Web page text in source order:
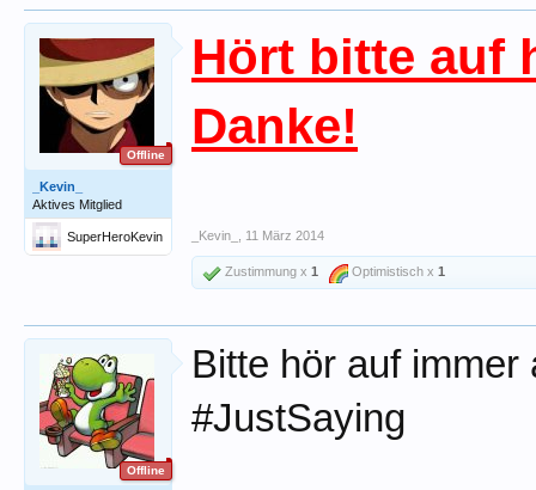
Offline
_Kevin_
Aktives Mitglied
SuperHeroKevin
Hört bitte auf
Danke!
_Kevin_ 11 März 2014
Zustimmung x 1 Optimistisch x 1
Offline
Bitte hör auf
#JustSaying